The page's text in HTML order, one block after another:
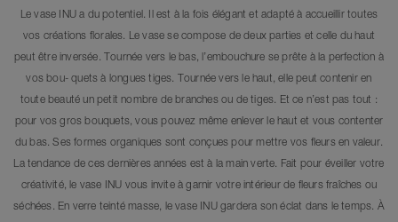
Le vase INU a du potentiel. Il est à la fois élégant et adapté à accueillir toutes
vos créations florales. Le vase se compose de deux parties et celle du haut
peut être inversée. Tournée vers le bas, l’embouchure se prête à la perfection à
vos bou- quets à longues tiges. Tournée vers le haut, elle peut contenir en
toute beauté un petit nombre de branches ou de tiges. Et ce n’est pas tout :
pour vos gros bouquets, vous pouvez même enlever le haut et vous contenter
du bas. Ses formes organiques sont conçues pour mettre vos fleurs en valeur.
La tendance de ces dernières années est à la main verte. Fait pour éveiller votre
créativité, le vase INU vous invite à garnir votre intérieur de fleurs fraîches ou
séchées. En verre teinté masse, le vase INU gardera son éclat dans le temps. À